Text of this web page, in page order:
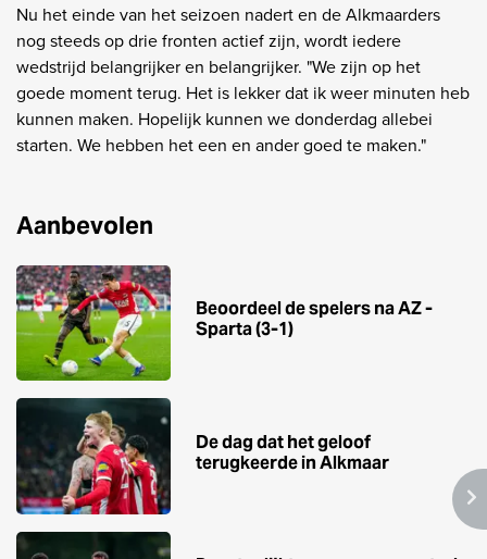
Nu het einde van het seizoen nadert en de Alkmaarders
nog steeds op drie fronten actief zijn, wordt iedere
wedstrijd belangrijker en belangrijker. "We zijn op het
goede moment terug. Het is lekker dat ik weer minuten heb
kunnen maken. Hopelijk kunnen we donderdag allebei
starten. We hebben het een en ander goed te maken."
Aanbevolen
Beoordeel de spelers na AZ -
Sparta (3-1)
De dag dat het geloof
terugkeerde in Alkmaar